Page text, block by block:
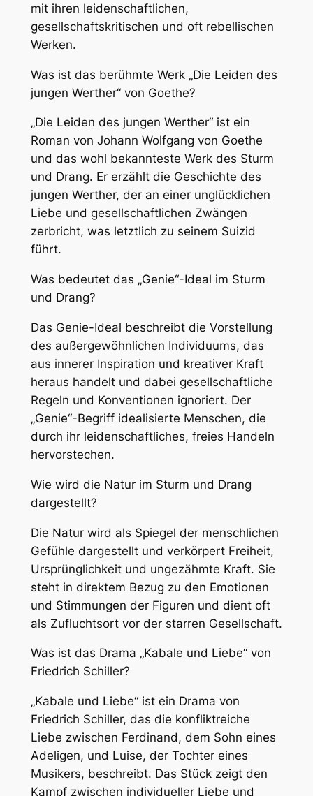
mit ihren leidenschaftlichen,
gesellschaftskritischen und oft rebellischen
Werken.
Was ist das berühmte Werk „Die Leiden des
jungen Werther“ von Goethe?
„Die Leiden des jungen Werther“ ist ein
Roman von Johann Wolfgang von Goethe
und das wohl bekannteste Werk des Sturm
und Drang. Er erzählt die Geschichte des
jungen Werther, der an einer unglücklichen
Liebe und gesellschaftlichen Zwängen
zerbricht, was letztlich zu seinem Suizid
führt.
Was bedeutet das „Genie“-Ideal im Sturm
und Drang?
Das Genie-Ideal beschreibt die Vorstellung
des außergewöhnlichen Individuums, das
aus innerer Inspiration und kreativer Kraft
heraus handelt und dabei gesellschaftliche
Regeln und Konventionen ignoriert. Der
„Genie“-Begriff idealisierte Menschen, die
durch ihr leidenschaftliches, freies Handeln
hervorstechen.
Wie wird die Natur im Sturm und Drang
dargestellt?
Die Natur wird als Spiegel der menschlichen
Gefühle dargestellt und verkörpert Freiheit,
Ursprünglichkeit und ungezähmte Kraft. Sie
steht in direktem Bezug zu den Emotionen
und Stimmungen der Figuren und dient oft
als Zufluchtsort vor der starren Gesellschaft.
Was ist das Drama „Kabale und Liebe“ von
Friedrich Schiller?
„Kabale und Liebe“ ist ein Drama von
Friedrich Schiller, das die konfliktreiche
Liebe zwischen Ferdinand, dem Sohn eines
Adeligen, und Luise, der Tochter eines
Musikers, beschreibt. Das Stück zeigt den
Kampf zwischen individueller Liebe und